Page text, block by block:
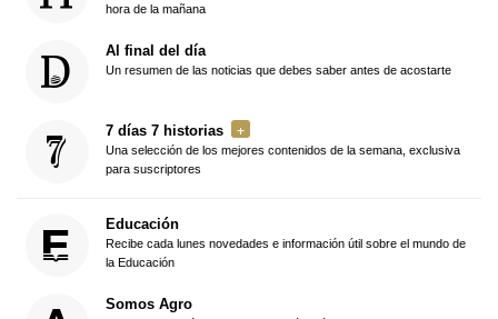
hora de la mañana
Al final del día
Un resumen de las noticias que debes saber antes de acostarte
7 días 7 historias
Una selección de los mejores contenidos de la semana, exclusiva
para suscriptores
Educación
Recibe cada lunes novedades e información útil sobre el mundo de
la Educación
Somos Agro